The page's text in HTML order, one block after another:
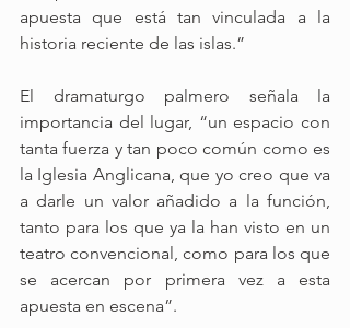
apuesta que está tan vinculada a la
historia reciente de las islas.”
El dramaturgo palmero señala la
importancia del lugar, “un espacio con
tanta fuerza y tan poco común como es
la Iglesia Anglicana, que yo creo que va
a darle un valor añadido a la función,
tanto para los que ya la han visto en un
teatro convencional, como para los que
se acercan por primera vez a esta
apuesta en escena”.